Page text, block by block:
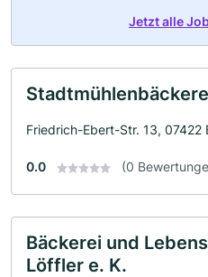
Jetzt alle
Friedrich-Ebert-Str. 13, 07422
0.0 (0
Bäckerei und
Löffler e. K.